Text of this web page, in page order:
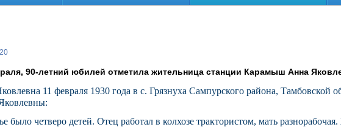
90-летний юбилей отметила жительница станции Карамыш Анна
11 февраля 1930 года в с. Грязнуха Сампурского района, Тамбовской
было четверо детей. Отец работал в колхозе трактористом, мать